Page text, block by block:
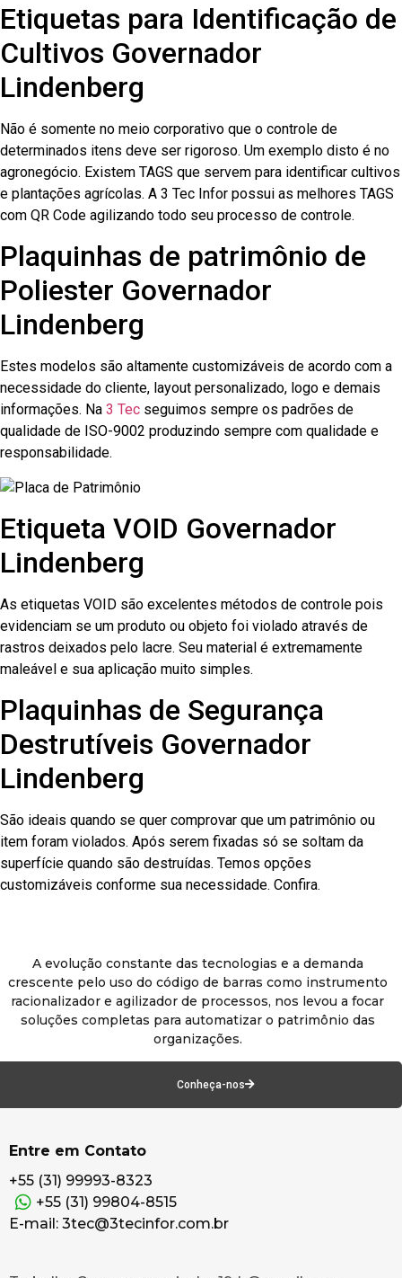
Etiquetas para Identificação de
Cultivos Governador
Lindenberg
Não é somente no meio corporativo que o controle de
determinados itens deve ser rigoroso. Um exemplo disto é no
agronegócio. Existem TAGS que servem para identificar cultivos
e plantações agrícolas. A 3 Tec Infor possui as melhores TAGS
com QR Code agilizando todo seu processo de controle.
Plaquinhas de patrimônio de
Poliester Governador
Lindenberg
Estes modelos são altamente customizáveis de acordo com a
necessidade do cliente, layout personalizado, logo e demais
informações. Na 3 Tec seguimos sempre os padrões de
qualidade de ISO-9002 produzindo sempre com qualidade e
responsabilidade.
Etiqueta VOID Governador
Lindenberg
As etiquetas VOID são excelentes métodos de controle pois
evidenciam se um produto ou objeto foi violado através de
rastros deixados pelo lacre. Seu material é extremamente
maleável e sua aplicação muito simples.
Plaquinhas de Segurança
Destrutíveis Governador
Lindenberg
São ideais quando se quer comprovar que um patrimônio ou
item foram violados. Após serem fixadas só se soltam da
superfície quando são destruídas. Temos opções
customizáveis conforme sua necessidade. Confira.
A evolução constante das tecnologias e a demanda
crescente pelo uso do código de barras como instrumento
racionalizador e agilizador de processos, nos levou a focar
soluções completas para automatizar o patrimônio das
organizações.
Conheça-nos
Entre em Contato
+55 (31) 99993-8323
+55 (31) 99804-8515
E-mail: 3tec@3tecinfor.com.br